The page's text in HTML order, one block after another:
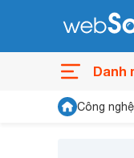
Danh
Công nghệ